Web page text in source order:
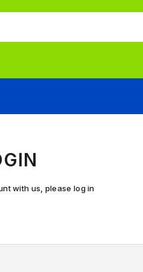
with us, please log in